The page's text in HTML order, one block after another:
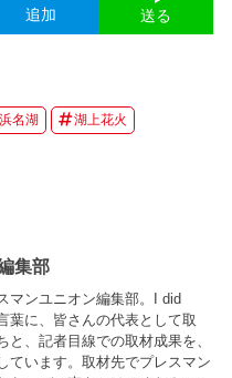
追加 送る
浜名湖 湖上花火
集部
マンユニオン編集部。I did
葉に、皆さんの代表として取
、記者目線での取材成果を、
ています。取材先でプレスマン